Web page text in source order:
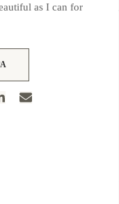
as I can for